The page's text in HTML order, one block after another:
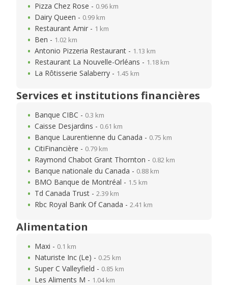
Pizza Chez Rose - 0.96 km
Dairy Queen - 0.99 km
Restaurant Amir - 1 km
Ben - 1.02 km
Antonio Pizzeria Restaurant - 1.13 km
Restaurant La Nouvelle-Orléans - 1.18 km
La Rôtisserie Salaberry - 1.45 km
Services et institutions financières
Banque CIBC - 0.3 km
Caisse Desjardins - 0.61 km
Banque Laurentienne du Canada - 0.75 km
CitiFinancière - 0.79 km
Raymond Chabot Grant Thornton - 0.82 km
Banque nationale du Canada - 0.88 km
BMO Banque de Montréal - 1.5 km
Td Canada Trust - 2.39 km
Rbc Royal Bank Of Canada - 2.41 km
Alimentation
Maxi - 0.1 km
Naturiste Inc (Le) - 0.25 km
Super C Valleyfield - 0.85 km
Les Aliments M - 1.04 km